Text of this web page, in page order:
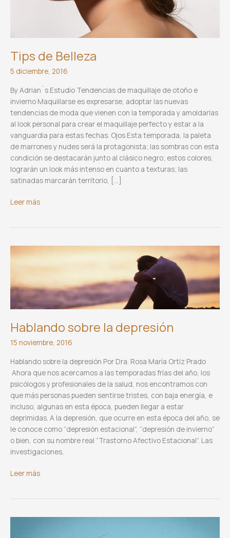
Tips de Belleza
5 diciembre, 2016
By Adrian´s Estudio Tendencias de maquillaje de otoño e
invierno Maquillarse es expresarse, adoptar las nuevas
tendencias de moda que vienen con la temporada y amoldarlas
al look personal para crear el maquillaje perfecto y estar a la
vanguardia para estas fechas. Ojos Esta temporada, la paleta
de marrones y nudes será la protagonista; las sombras con esta
condición se destacarán junto al clásico negro; estos colores,
lograrán un look más intenso en cuanto a texturas; las
satinadas marcarán territorio, […]
Tips
Leer más
Hablando sobre la depresión
15 noviembre, 2016
Hablando sobre la depresión Por Dra. Rosa María Ortíz Prado
Ahora que nos acercamos a las temporadas frías del año, los
psicólogos y profesionales de la salud, nos encontramos con
que más personas pueden sentirse tristes, con baja energía, e
incluso, algunas en esta época, pueden llegar a estar
deprimidas. A la depresión, que ocurre en esta época del año, se
le conoce como “depresión estacional”, “depresión de invierno”
o bien, con su nombre real “Trastorno Afectivo Estacional”. Las
investigaciones,
Hablando
Leer más